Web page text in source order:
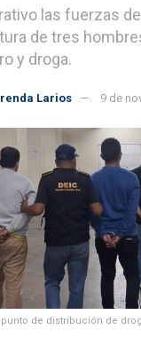
las fuerzas
de tres
y droga.
Larios 9 de
punto de distribución de